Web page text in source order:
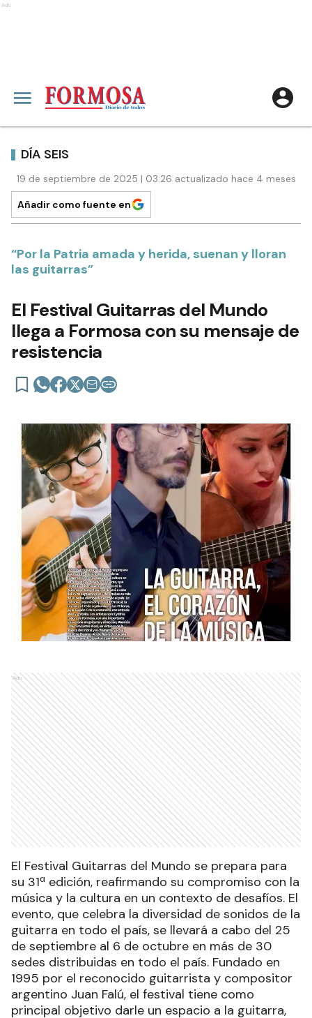
Ads
DÍA SEIS
19 de septiembre de 2025 | 03:26 actualizado hace 4 meses
Añadir como fuente en
“Por la Patria amada y herida, suenan y lloran
las guitarras”
El Festival Guitarras del Mundo
llega a Formosa con su mensaje de
resistencia
Ads
El Festival Guitarras del Mundo se prepara para
su 31ª edición, reafirmando su compromiso con la
música y la cultura en un contexto de desafíos. El
evento, que celebra la diversidad de sonidos de la
guitarra en todo el país, se llevará a cabo del 25
de septiembre al 6 de octubre en más de 30
sedes distribuidas en todo el país. Fundado en
1995 por el reconocido guitarrista y compositor
argentino Juan Falú, el festival tiene como
principal objetivo darle un espacio a la guitarra,